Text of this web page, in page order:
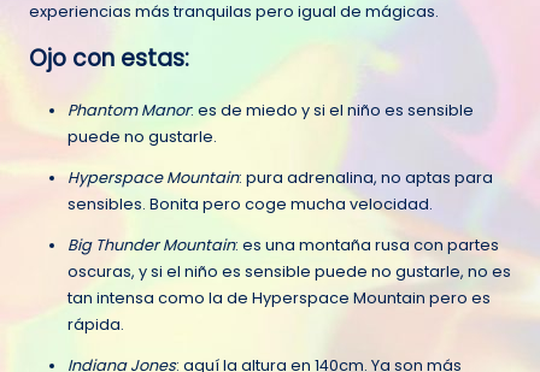
experiencias más tranquilas pero igual de mágicas.
Ojo con estas:
Phantom Manor: es de miedo y si el niño es sensible
puede no gustarle.
Hyperspace Mountain: pura adrenalina, no aptas para
sensibles. Bonita pero coge mucha velocidad.
Big Thunder Mountain: es una montaña rusa con partes
oscuras, y si el niño es sensible puede no gustarle, no es
tan intensa como la de Hyperspace Mountain pero es
rápida.
Indiana Jones: aquí la altura en 140cm. Ya son más